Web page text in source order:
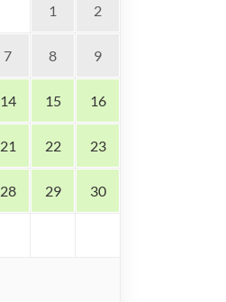
1 2
7 8 9
14 15 16
21 22 23
28 29 30